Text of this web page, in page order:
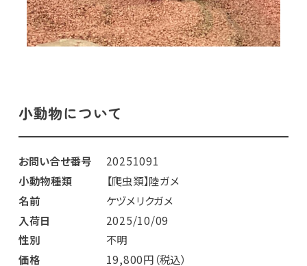
小動物について
お問い合せ番号
20251091
小動物種類
【爬虫類】陸ガメ
名前
ケヅメリクガメ
入荷日
2025/10/09
性別
不明
価格
19,800円（税込）